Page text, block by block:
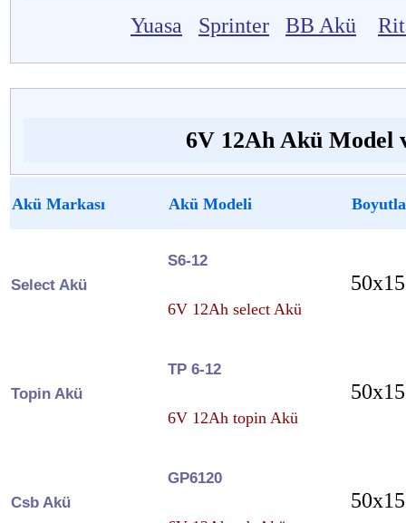
Yuasa Sprinter BB Akü
6V 12Ah Akü Model
Akü Markası Akü Modeli
Select Akü
S6-12
6V 12Ah select Akü
Topin Akü
TP 6-12
6V 12Ah topin Akü
Csb Akü
GP6120